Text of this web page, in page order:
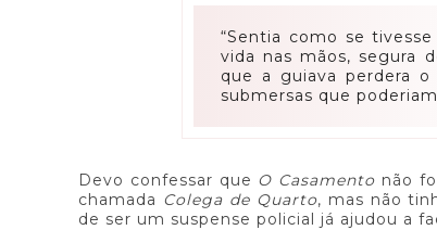
“Sentia como se
vida nas mãos, segura
que a guiava perdera
submersas que
Devo confessar que O Casamento não
chamada Colega de Quarto, mas não
de ser um suspense policial já ajudou a